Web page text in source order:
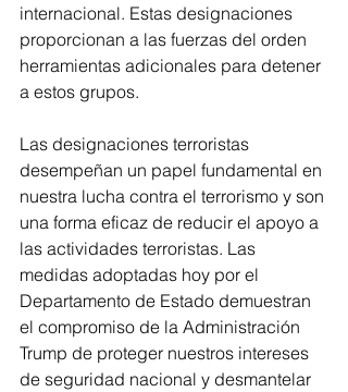
internacional. Estas designaciones
proporcionan a las fuerzas del orden
herramientas adicionales para detener
a estos grupos.
Las designaciones terroristas
desempeñan un papel fundamental en
nuestra lucha contra el terrorismo y son
una forma eficaz de reducir el apoyo a
las actividades terroristas. Las
medidas adoptadas hoy por el
Departamento de Estado demuestran
el compromiso de la Administración
Trump de proteger nuestros intereses
de seguridad nacional y desmantelar